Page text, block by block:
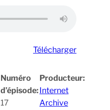
Télécharger
Numéro
d’épisode:
17
Producteur:
Internet
Archive